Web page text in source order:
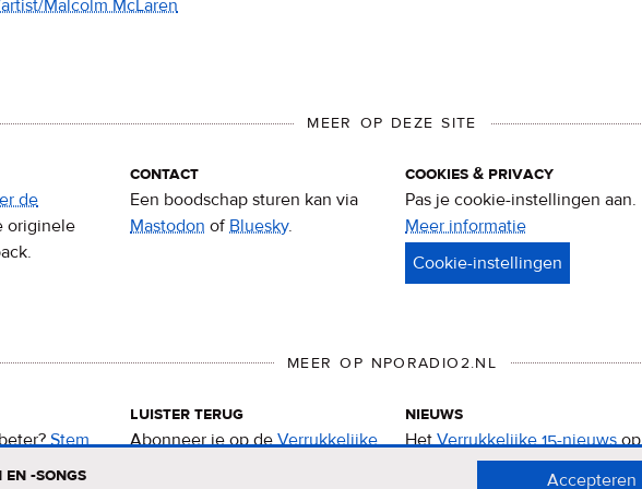
Malcolm McLaren
MEER OP DEZE SITE
de
originele
contact
Een boodschap sturen kan via
Mastodon ofBluesky.
cookies & privacy
Pas je cookie-instellingen aan.
Meer informatie
&
MEER OP NPORADIO2.NL
Stem
15.
luister terug
Abonneer je op deVerrukkelijke
nieuws
HetVerrukkelijke 15-nieuwsop
de NPO Radio 2-website.
-songs Accepteren